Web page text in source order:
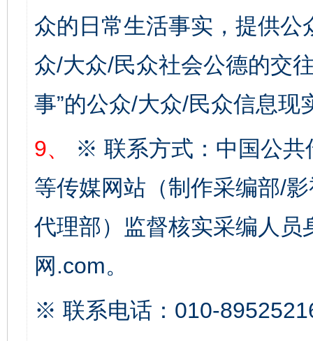
众的日常生活事实，提供
众/大众/民众社会公德的交
事”的公众/大众/民众信息现
9、
※ 联系方式：中国公共
等传媒网站（制作采编部/
代理部）监督核实采编人员
网.com。
※ 联系电话：010-
完善运行机制助力责任有效落实 一纸欠